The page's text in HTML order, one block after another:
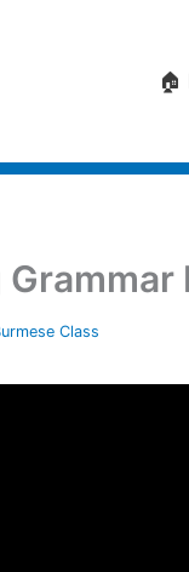
🏠
Class